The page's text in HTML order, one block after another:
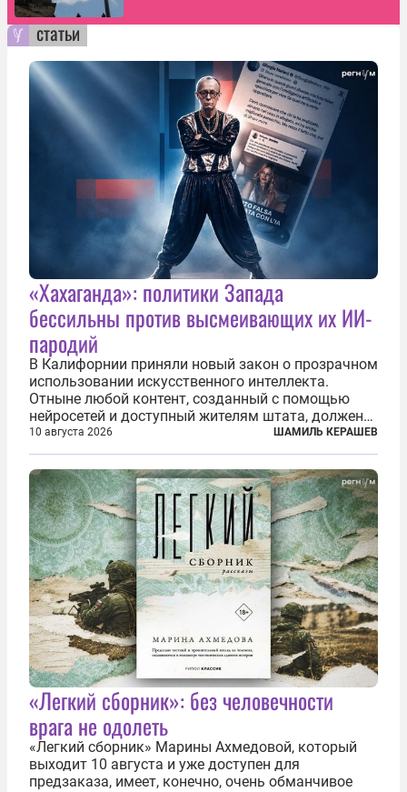
статьи
«Хахаганда»: политики Запада
бессильны против высмеивающих их ИИ-
пародий
В Калифорнии приняли новый закон о прозрачном
использовании искусственного интеллекта.
Отныне любой контент, созданный с помощью
нейросетей и доступный жителям штата, должен
получать обязательную цифровую маркировку.
Речь идёт не просто о логотипе Sora или
Midjourney где-нибудь в углу, а о жёстком...
10 августа 2026 ШАМИЛЬ КЕРАШЕВ
«Легкий сборник»: без человечности
врага не одолеть
«Легкий сборник» Марины Ахмедовой, который
выходит 10 августа и уже доступен для
предзаказа, имеет, конечно, очень обманчивое